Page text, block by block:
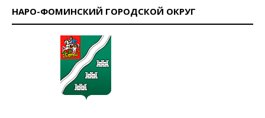
НАРО-ФОМИНСКИЙ ГОРОДСКОЙ ОКРУГ